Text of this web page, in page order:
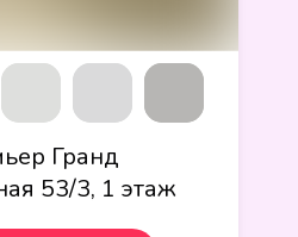
Гранд
53/3, 1 этаж